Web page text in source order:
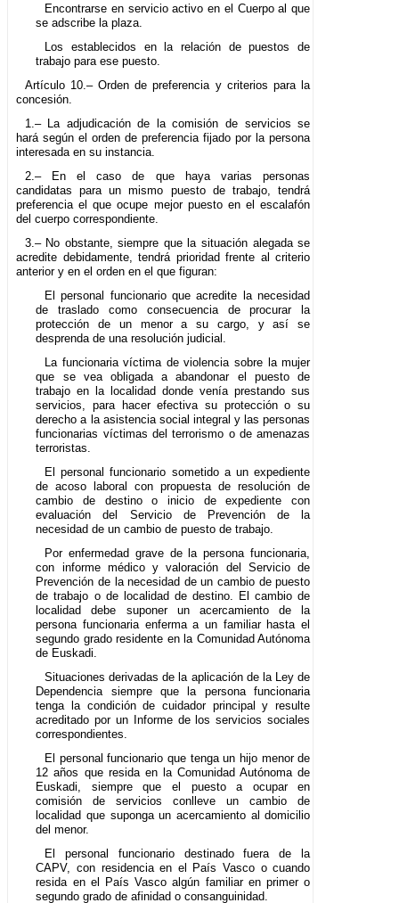
Encontrarse en servicio activo en el Cuerpo al que
se adscribe la plaza.
Los establecidos en la relación de puestos de
trabajo para ese puesto.
Artículo 10.– Orden de preferencia y criterios para la
concesión.
1.– La adjudicación de la comisión de servicios se
hará según el orden de preferencia fijado por la persona
interesada en su instancia.
2.– En el caso de que haya varias personas
candidatas para un mismo puesto de trabajo, tendrá
preferencia el que ocupe mejor puesto en el escalafón
del cuerpo correspondiente.
3.– No obstante, siempre que la situación alegada se
acredite debidamente, tendrá prioridad frente al criterio
anterior y en el orden en el que figuran:
El personal funcionario que acredite la necesidad
de traslado como consecuencia de procurar la
protección de un menor a su cargo, y así se
desprenda de una resolución judicial.
La funcionaria víctima de violencia sobre la mujer
que se vea obligada a abandonar el puesto de
trabajo en la localidad donde venía prestando sus
servicios, para hacer efectiva su protección o su
derecho a la asistencia social integral y las personas
funcionarias víctimas del terrorismo o de amenazas
terroristas.
El personal funcionario sometido a un expediente
de acoso laboral con propuesta de resolución de
cambio de destino o inicio de expediente con
evaluación del Servicio de Prevención de la
necesidad de un cambio de puesto de trabajo.
Por enfermedad grave de la persona funcionaria,
con informe médico y valoración del Servicio de
Prevención de la necesidad de un cambio de puesto
de trabajo o de localidad de destino. El cambio de
localidad debe suponer un acercamiento de la
persona funcionaria enferma a un familiar hasta el
segundo grado residente en la Comunidad Autónoma
de Euskadi.
Situaciones derivadas de la aplicación de la Ley de
Dependencia siempre que la persona funcionaria
tenga la condición de cuidador principal y resulte
acreditado por un Informe de los servicios sociales
correspondientes.
El personal funcionario que tenga un hijo menor de
12 años que resida en la Comunidad Autónoma de
Euskadi, siempre que el puesto a ocupar en
comisión de servicios conlleve un cambio de
localidad que suponga un acercamiento al domicilio
del menor.
El personal funcionario destinado fuera de la
CAPV, con residencia en el País Vasco o cuando
resida en el País Vasco algún familiar en primer o
segundo grado de afinidad o consanguinidad.